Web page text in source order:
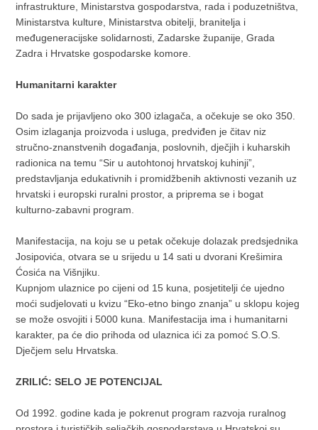
infrastrukture, Ministarstva gospodarstva, rada i poduzetništva,
Ministarstva kulture, Ministarstva obitelji, branitelja i
međugeneracijske solidarnosti, Zadarske županije, Grada
Zadra i Hrvatske gospodarske komore.
Humanitarni karakter
Do sada je prijavljeno oko 300 izlagača, a očekuje se oko 350.
Osim izlaganja proizvoda i usluga, predviđen je čitav niz
stručno-znanstvenih događanja, poslovnih, dječjih i kuharskih
radionica na temu “Sir u autohtonoj hrvatskoj kuhinji”,
predstavljanja edukativnih i promidžbenih aktivnosti vezanih uz
hrvatski i europski ruralni prostor, a priprema se i bogat
kulturno-zabavni program.
Manifestacija, na koju se u petak očekuje dolazak predsjednika
Josipovića, otvara se u srijedu u 14 sati u dvorani Krešimira
Ćosića na Višnjiku.
Kupnjom ulaznice po cijeni od 15 kuna, posjetitelji će ujedno
moći sudjelovati u kvizu “Eko-etno bingo znanja” u sklopu kojeg
se može osvojiti i 5000 kuna. Manifestacija ima i humanitarni
karakter, pa će dio prihoda od ulaznica ići za pomoć S.O.S.
Dječjem selu Hrvatska.
ZRILIĆ: SELO JE POTENCIJAL
Od 1992. godine kada je pokrenut program razvoja ruralnog